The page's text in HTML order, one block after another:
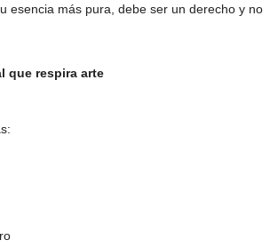
esencia más pura, debe ser un derecho y no
que respira arte